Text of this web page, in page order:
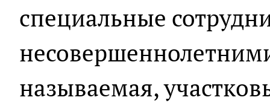
специальные
называемая,